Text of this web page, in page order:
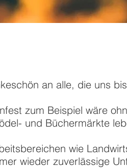
an alle, die uns
zum Beispiel wäre
und Büchermärkte
wie
wieder zuverlässige